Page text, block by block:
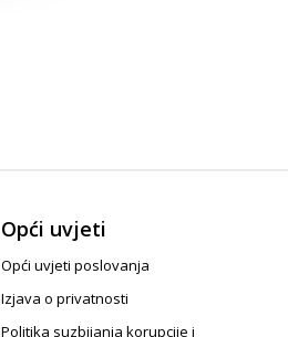
Opći uvjeti
Opći uvjeti poslovanja
Izjava o privatnosti
Politika suzbijanja korupcije i